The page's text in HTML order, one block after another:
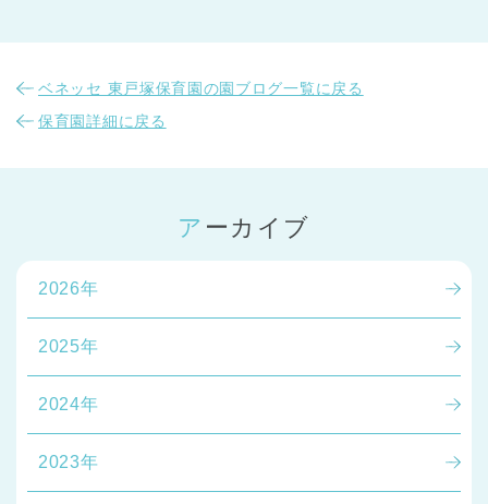
ベネッセ 東戸塚保育園の園ブログ一覧に戻る
保育園詳細に戻る
アーカイブ
2026年
2025年
2024年
2023年